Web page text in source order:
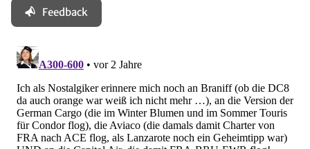
Feedback